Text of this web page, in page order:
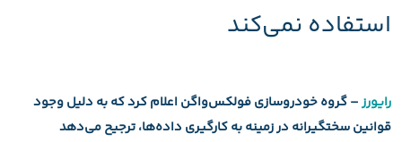
استفاده نمی‌کند
رایورز– گروه خودروسازی فولکس‌واگن اعلام کرد که به دلیل وجود
قوانین سختگیرانه در زمینه به کارگیری داده‌ها، ترجیح می‌دهد